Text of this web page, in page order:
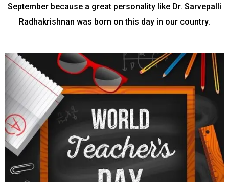
September because a great personality like Dr. Sarvepalli
Radhakrishnan was born on this day in our country.